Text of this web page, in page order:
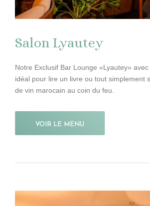
Salon Lyautey
Notre Exclusif Bar Lounge «Lyautey»
idéal pour lire un livre ou tout simplement
de vin marocain au coin du feu.
VOIR LE MENU